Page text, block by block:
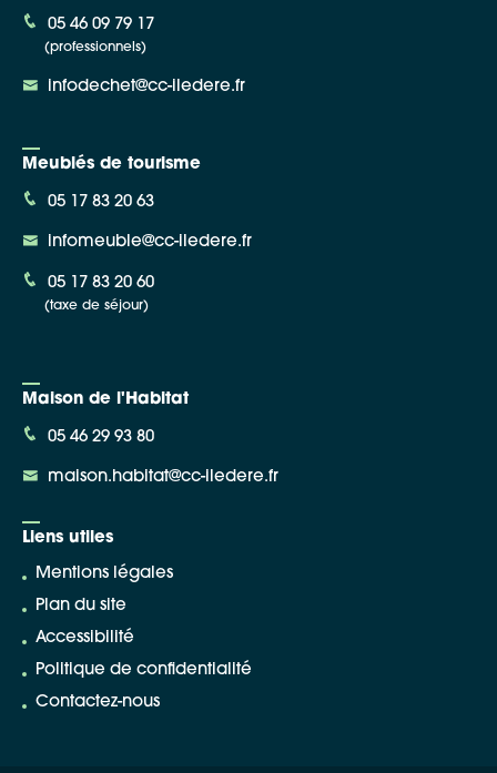
05 46 09 79 17
(professionnels)
infodechet@cc-iledere.fr
Meublés de tourisme
05 17 83 20 63
infomeuble@cc-iledere.fr
05 17 83 20 60
(taxe de séjour)
Maison de l'Habitat
05 46 29 93 80
maison.habitat@cc-iledere.fr
Liens utiles
Mentions légales
Plan du site
Accessibilité
Politique de confidentialité
Contactez-nous